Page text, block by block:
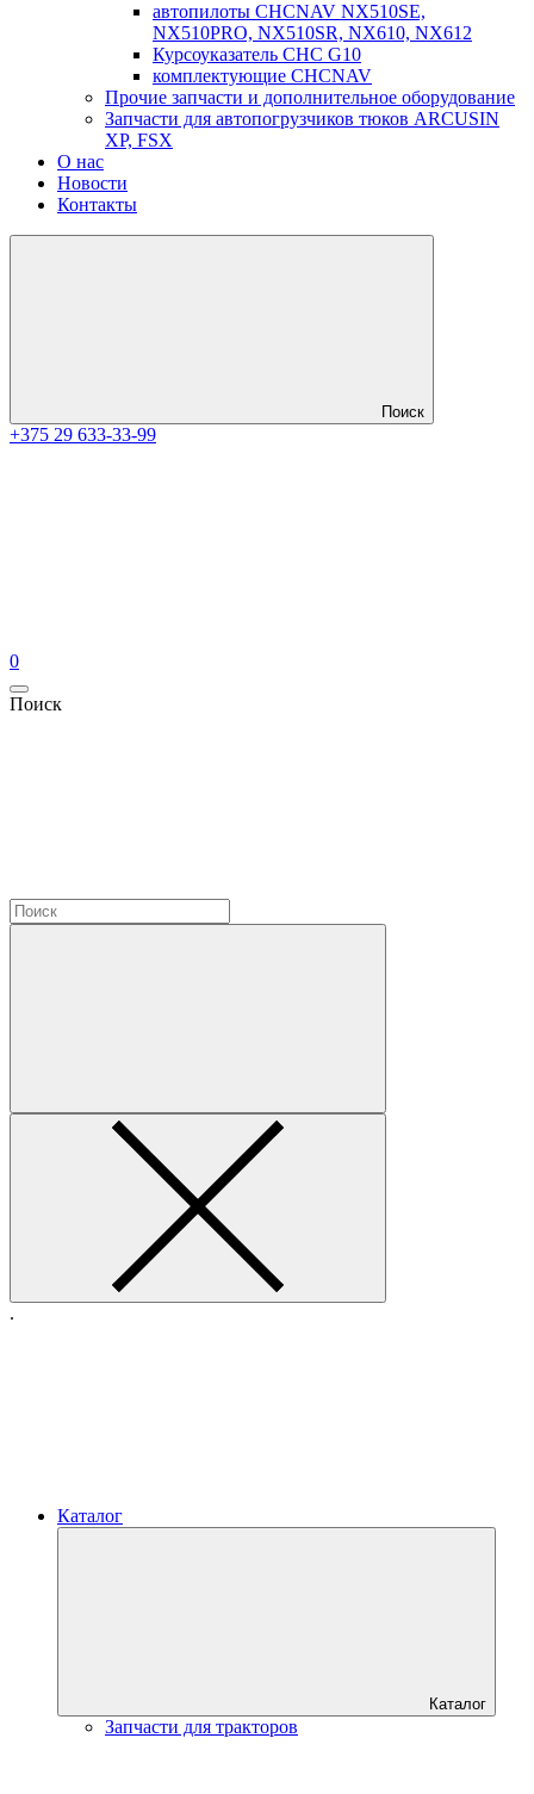
автопилоты CHCNAV NX510SE,
NX510PRO, NX510SR, NX610, NX612
Курсоуказатель CHC G10
комплектующие CHCNAV
Прочие запчасти и дополнительное оборудование
Запчасти для автопогрузчиков тюков ARCUSIN
XP, FSX
О нас
Новости
Контакты
Поиск
+375 29 633-33-99
0
Поиск
.
Каталог
Каталог
Запчасти для тракторов